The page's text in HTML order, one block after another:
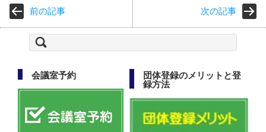
前の記事 次の記事
検
索:
会議室予約
団体登録のメリットと登
録方法